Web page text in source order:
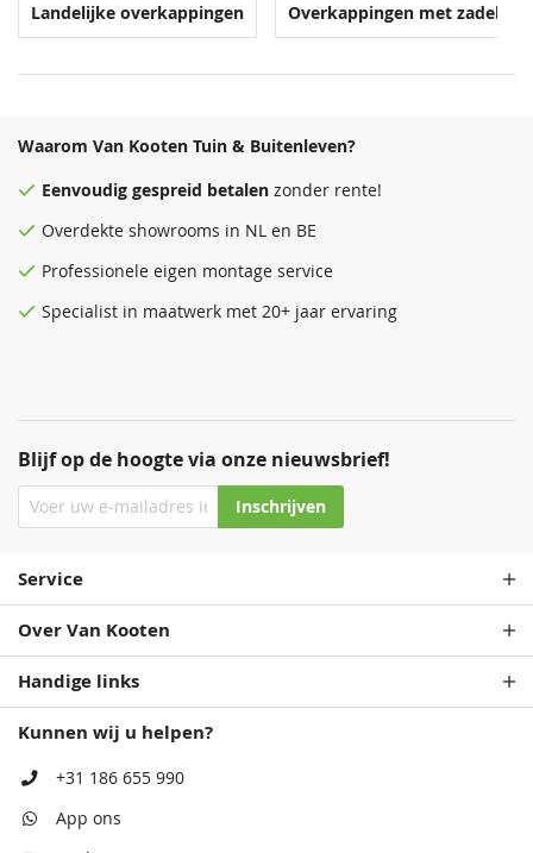
Landelijke overkappingen Overkappingen met zadeldak
Blijf op de hoogte via onze nieuwsbrief!
Inschrijven
Waarom Van Kooten Tuin & Buitenleven?
Eenvoudig gespreid betalen zonder rente!
Overdekte showrooms in NL en BE
Professionele eigen montage service
Specialist in maatwerk met 20+ jaar ervaring
Service
Over Van Kooten
Handige links
Kunnen wij u helpen?
+31 186 655 990
App ons